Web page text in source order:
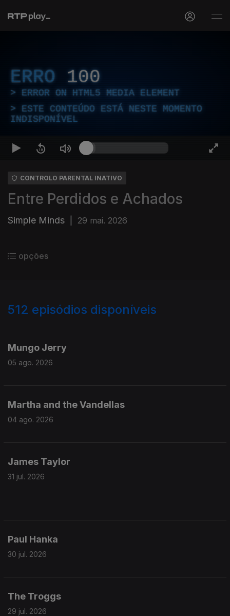
ERRO 100
ERROR ON HTML5 MEDIA ELEMENT
ESTE CONTEÚDO ESTÁ NESTE MOMENTO
INDISPONÍVEL
CONTROLO PARENTAL INATIVO
Entre Perdidos e Achados
Simple Minds 29 mai. 2026
opções
512 episódios disponíveis
Mungo Jerry
05 ago. 2026
Martha and the Vandellas
04 ago. 2026
James Taylor
31 jul. 2026
Paul Hanka
30 jul. 2026
The Troggs
29 jul. 2026